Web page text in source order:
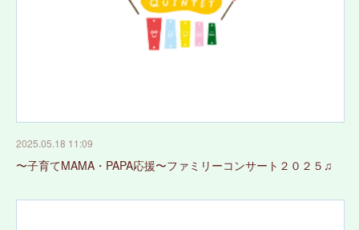
2025.05.18 11:09
〜子育てMAMA・PAPA応援〜ファミリーコンサート２０２５♫